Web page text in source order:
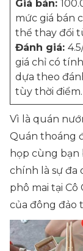
Giá bán:
mức giá bán
thể thay đổi
Đánh giá:
giá chỉ có
dựa theo
tùy thời điểm.
Vì là quán
Quán thoáng
họp cùng bạn
chính là sự đa
phô mai tại
của đông đảo